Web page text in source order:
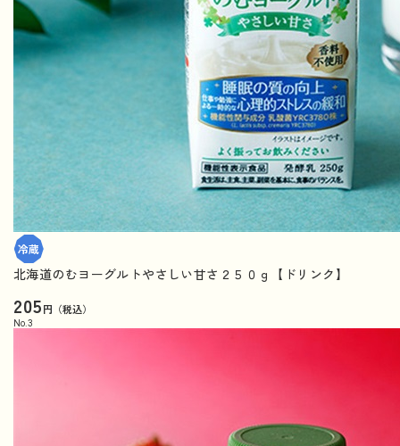
北海道のむヨーグルトやさしい甘さ２５０ｇ【ドリンク】
205円（税込）
No. 3